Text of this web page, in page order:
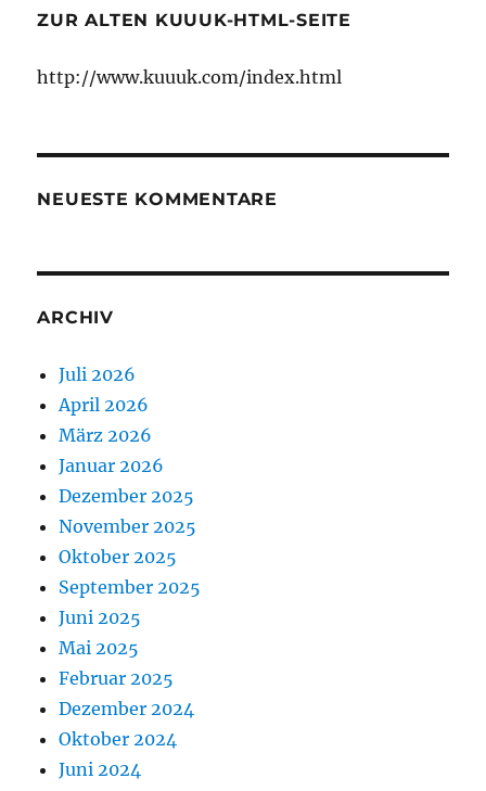
ZUR ALTEN KUUUK-HTML-SEITE
http://www.kuuuk.com/index.html
NEUESTE KOMMENTARE
ARCHIV
Juli 2026
April 2026
März 2026
Januar 2026
Dezember 2025
November 2025
Oktober 2025
September 2025
Juni 2025
Mai 2025
Februar 2025
Dezember 2024
Oktober 2024
Juni 2024